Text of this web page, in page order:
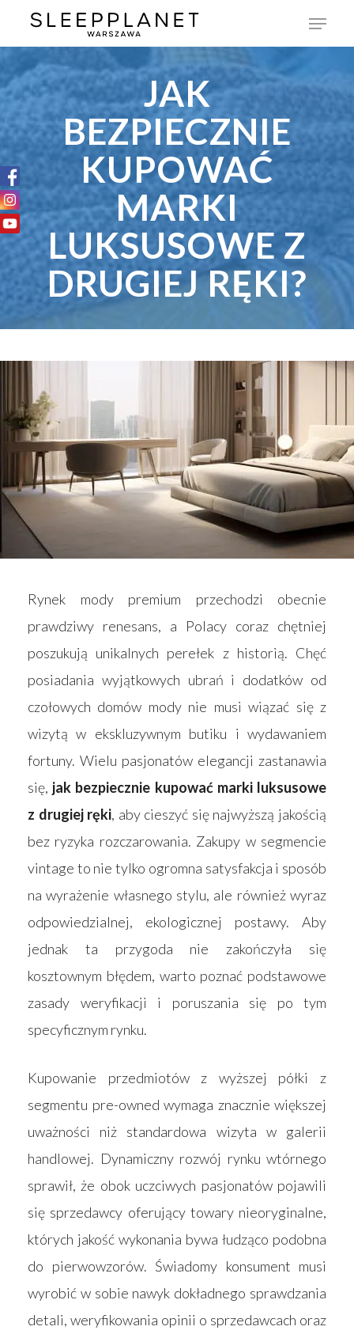
JAK
BEZPIECZNIE
KUPOWAĆ
MARKI
LUKSUSOWE Z
DRUGIEJ RĘKI?
Rynek mody premium przechodzi obecnie
prawdziwy renesans, a Polacy coraz chętniej
poszukują unikalnych perełek z historią. Chęć
posiadania wyjątkowych ubrań i dodatków od
czołowych domów mody nie musi wiązać się z
wizytą w ekskluzywnym butiku i wydawaniem
fortuny. Wielu pasjonatów elegancji zastanawia
się, jak bezpiecznie kupować marki luksusowe
z drugiej ręki, aby cieszyć się najwyższą jakością
bez ryzyka rozczarowania. Zakupy w segmencie
vintage to nie tylko ogromna satysfakcja i sposób
na wyrażenie własnego stylu, ale również wyraz
odpowiedzialnej, ekologicznej postawy. Aby
jednak ta przygoda nie zakończyła się
kosztownym błędem, warto poznać podstawowe
zasady weryfikacji i poruszania się po tym
specyficznym rynku.
Kupowanie przedmiotów z wyższej półki z
segmentu pre-owned wymaga znacznie większej
uważności niż standardowa wizyta w galerii
handlowej. Dynamiczny rozwój rynku wtórnego
sprawił, że obok uczciwych pasjonatów pojawili
się sprzedawcy oferujący towary nieoryginalne,
których jakość wykonania bywa łudząco podobna
do pierwowzorów. Świadomy konsument musi
wyrobić w sobie nawyk dokładnego sprawdzania
detali, weryfikowania opinii o sprzedawcach oraz